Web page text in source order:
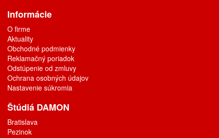
Informácie
O firme
Aktuality
Obchodné podmienky
Reklamačný poriadok
Odstúpenie od zmluvy
Ochrana osobných údajov
Nastavenie súkromia
Štúdiá DAMON
Bratislava
Pezinok